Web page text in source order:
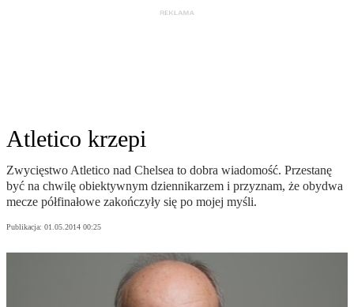
Atletico krzepi
Zwycięstwo Atletico nad Chelsea to dobra wiadomość. Przestanę
być na chwilę obiektywnym dziennikarzem i przyznam, że obydwa
mecze półfinałowe zakończyły się po mojej myśli.
Publikacja: 01.05.2014 00:25